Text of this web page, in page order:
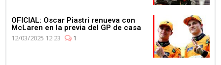
OFICIAL: Oscar Piastri renueva con
McLaren en la previa del GP de casa
12/03/2025 12:23
1